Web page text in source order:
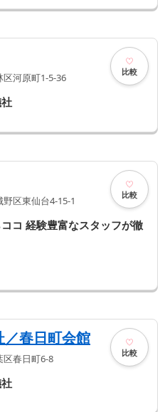
区河原町1-5-36 比較
野区東仙台4-15-1 比較
コ 経験豊富なスタッフが徹
春日町会館
区春日町6-8 比較